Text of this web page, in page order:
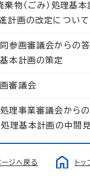
棄物（ごみ）処理基
計画の改定について
同参画審議会からの
本計画の策定
審議会
理事業審議会からの
処理基本計画の中間
ージへ戻る ト